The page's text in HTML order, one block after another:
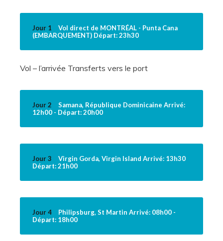
Jour 1
Vol direct de MONTRÉAL - Punta Cana
(EMBARQUEMENT) Départ: 23h30
Vol – l’arrivée Transferts vers le port
Jour 2
Samana, République Dominicaine Arrivé:
12h00 - Départ: 20h00
Jour 3
Virgin Gorda, Virgin Island Arrivé: 13h30
Départ: 21h00
Jour 4
Philipsburg, St Martin Arrivé: 08h00 -
Départ: 18h00